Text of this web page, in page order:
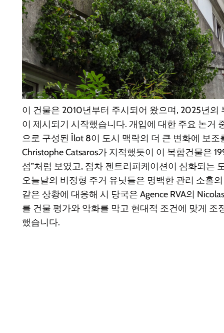
이 건물은 2010년부터 주시되어 왔으며, 2025년의
이 제시되기 시작했습니다. 개입에 대한 주요 논거
으로 구성된 Îlot 8이 도시 맥락의 더 큰 변화에 보
Christophe Catsaros가 지적했듯이 이 복합건물은
섬”처럼 보였고, 점차 젠트리피케이션이 심화되는
오늘날의 비정형 주거 유닛들은 명백한 관리 소홀
같은 상황에 대응해 시 당국은 Agence RVA의
를 건물 평가와 악화를 막고 현대적 조건에 맞게 조
했습니다.